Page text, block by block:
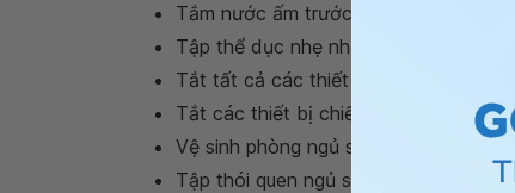
Tắm nước ấm trước khi đi ngủ khoảng
Tập thể dục nhẹ nhàng để thư giãn
Tắt tất cả các thiết bị điện tử bao
Tắt các thiết bị chiếu sáng
Vệ sinh phòng ngủ sạch sẽ, thông
Tập thói quen ngủ sớm và đúng giờ.